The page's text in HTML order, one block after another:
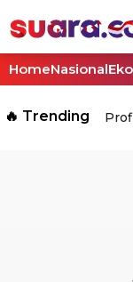
HomeNasional
🔥 Trending